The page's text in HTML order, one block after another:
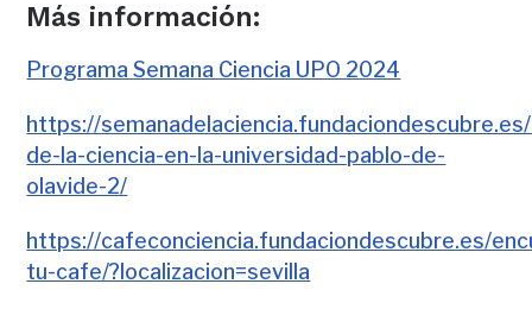
Más información:
Programa Semana Ciencia UPO 2024
https://
de-la-ciencia-en-la-universidad-pablo-de-
olavide-2/
https://cafeconciencia.fundaciondescubre.es/
tu-cafe/?localizacion=sevilla